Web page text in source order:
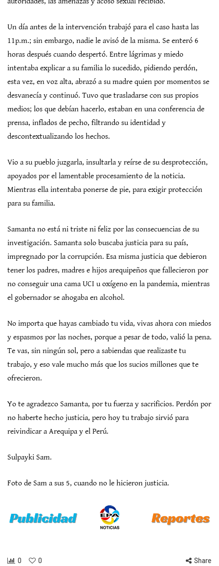
Un día antes de la intervención trabajó para el caso hasta las
11p.m.; sin embargo, nadie le avisó de la misma. Se enteró 6
horas después cuando despertó. Entre lágrimas y miedo
intentaba explicar a su familia lo sucedido, pidiendo perdón,
esta vez, en voz alta, abrazó a su madre quien por momentos se
desvanecía y continuó. Tuvo que trasladarse con sus propios
medios; los que debían hacerlo, estaban en una conferencia de
prensa, inflados de pecho, filtrando su identidad y
descontextualizando los hechos.
Vio a su pueblo juzgarla, insultarla y reírse de su desprotección,
apoyados por el lamentable procesamiento de la noticia.
Mientras ella intentaba ponerse de pie, para exigir protección
para su familia.
Samanta no está ni triste ni feliz por las consecuencias de su
investigación. Samanta solo buscaba justicia para su país,
impregnado por la corrupción. Esa misma justicia que debieron
tener los padres, madres e hijos arequipeños que fallecieron por
no conseguir una cama UCI u oxígeno en la pandemia, mientras
el gobernador se ahogaba en alcohol.
No importa que hayas cambiado tu vida, vivas ahora con miedos
y espasmos por las noches, porque a pesar de todo, valió la pena.
Te vas, sin ningún sol, pero a sabiendas que realizaste tu
trabajo, y eso vale mucho más que los sucios millones que te
ofrecieron.
Yo te agradezco Samanta, por tu fuerza y sacrificios. Perdón por
no haberte hecho justicia, pero hoy tu trabajo sirvió para
reivindicar a Arequipa y el Perú.
Sulpayki Sam.
Foto de Sam a sus 5, cuando no le hicieron justicia.
0 0 Share